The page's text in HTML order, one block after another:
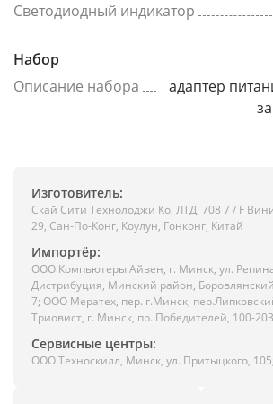
Светодиодный индикатор
Набор
Описание набора
адаптер
Изготовитель:
Скай Сити Технолоджи Ко, ЛТД, 708 7 / F
29, Сан-По-Конг, Коулун, Гонконг, Китай
Импортёр:
ООО Компьютеры Айвен, г. Минск, ул.
Дистрибуция, Минский район,
7; ООО Мератех, пер. г.Минск,
Триовист, г. Минск, пр. Победителей, 100-
Сервисные центры:
ООО Техноскилл, Минск, ул. Притыцкого, 105;